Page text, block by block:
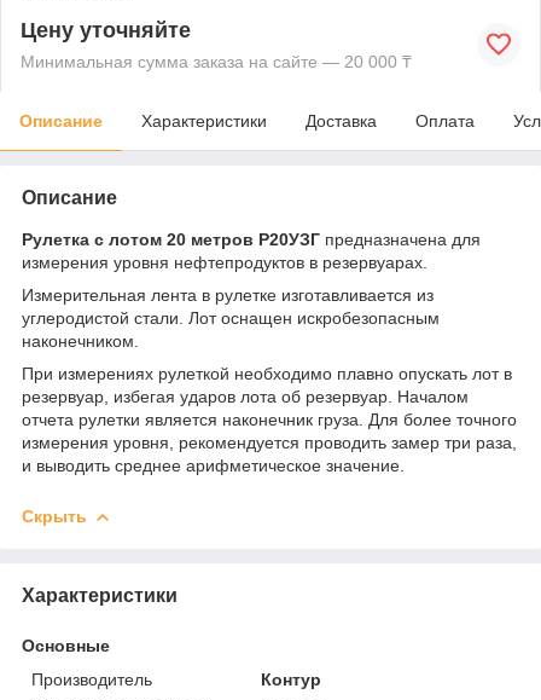
Цену уточняйте
Минимальная сумма заказа на сайте — 20 000 ₸
Описание Характеристики Доставка Оплата
Описание
Рулетка с лотом 20 метров Р20УЗГ предназначена для
измерения уровня нефтепродуктов в резервуарах.
Измерительная лента в рулетке изготавливается из
углеродистой стали. Лот оснащен искробезопасным
наконечником.
При измерениях рулеткой необходимо плавно опускать лот в
резервуар, избегая ударов лота об резервуар. Началом
отчета рулетки является наконечник груза. Для более точного
измерения уровня, рекомендуется проводить замер три раза,
и выводить среднее арифметическое значение.
Скрыть
Характеристики
Основные
Производитель
Контур